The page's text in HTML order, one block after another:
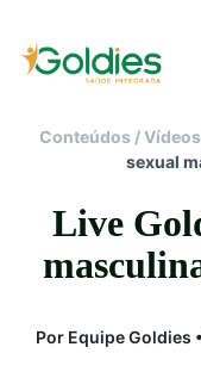
Conteúdos/Vídeos
sexual
Live
Por Equipe Goldies